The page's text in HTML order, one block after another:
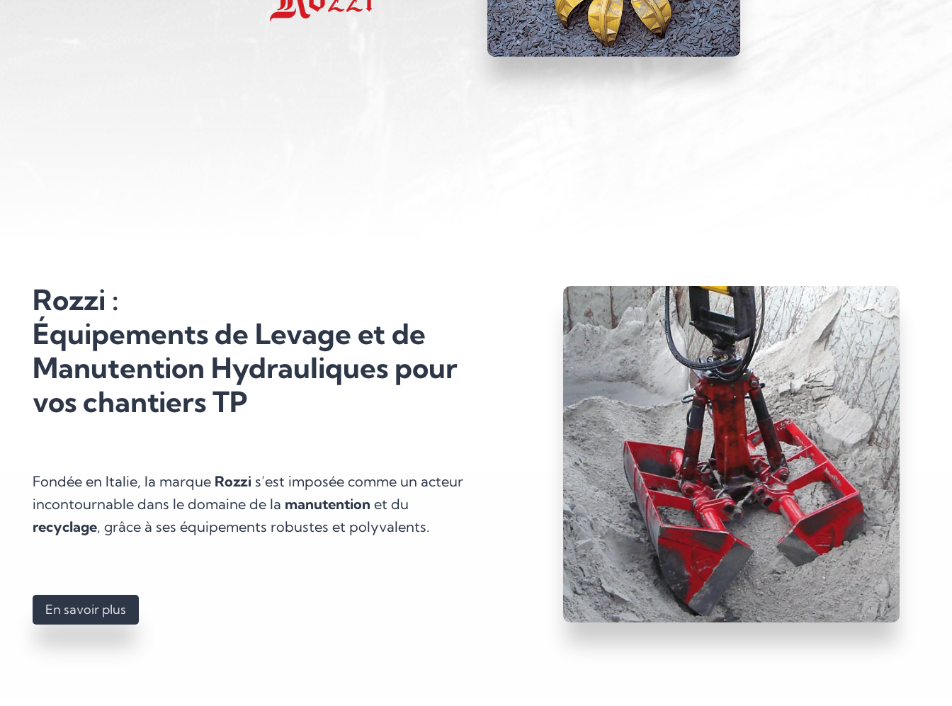
Rozzi :
Équipements de Levage et de
Manutention Hydrauliques pour
vos chantiers TP
Fondée en Italie, la marque Rozzi s’est imposée comme un acteur
incontournable dans le domaine de la manutention et du
recyclage, grâce à ses équipements robustes et polyvalents.
En savoir plus